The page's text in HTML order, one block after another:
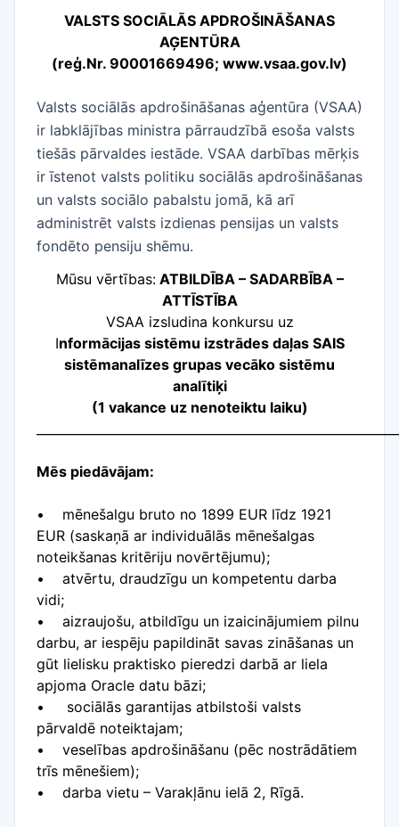
VALSTS SOCIĀLĀS APDROŠINĀŠANAS
AĢENTŪRA
(reģ.Nr. 90001669496; www.vsaa.gov.lv)
Valsts sociālās apdrošināšanas aģentūra (VSAA)
ir labklājības ministra pārraudzībā esoša valsts
tiešās pārvaldes iestāde. VSAA darbības mērķis
ir īstenot valsts politiku sociālās apdrošināšanas
un valsts sociālo pabalstu jomā, kā arī
administrēt valsts izdienas pensijas un valsts
fondēto pensiju shēmu.
Mūsu vērtības:ATBILDĪBA – SADARBĪBA –
ATTĪSTĪBA
VSAA izsludina konkursu uz
Informācijas sistēmu izstrādes daļas SAIS
sistēmanalīzes grupas vecāko sistēmu
analītiķi
(1 vakance uz nenoteiktu laiku)
Mēs piedāvājam:
• mēnešalgu bruto no 1899 EUR līdz 1921
EUR (saskaņā ar individuālās mēnešalgas
noteikšanas kritēriju novērtējumu);
• atvērtu, draudzīgu un kompetentu darba
vidi;
• aizraujošu, atbildīgu un izaicinājumiem pilnu
darbu, ar iespēju papildināt savas zināšanas un
gūt lielisku praktisko pieredzi darbā ar liela
apjoma Oracle datu bāzi;
• sociālās garantijas atbilstoši valsts
pārvaldē noteiktajam;
• veselības apdrošināšanu (pēc nostrādātiem
trīs mēnešiem);
• darba vietu – Varakļānu ielā 2, Rīgā.